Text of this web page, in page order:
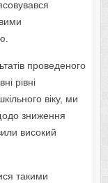
проведеного
рівні
віку, ми
зниження
високий
такими